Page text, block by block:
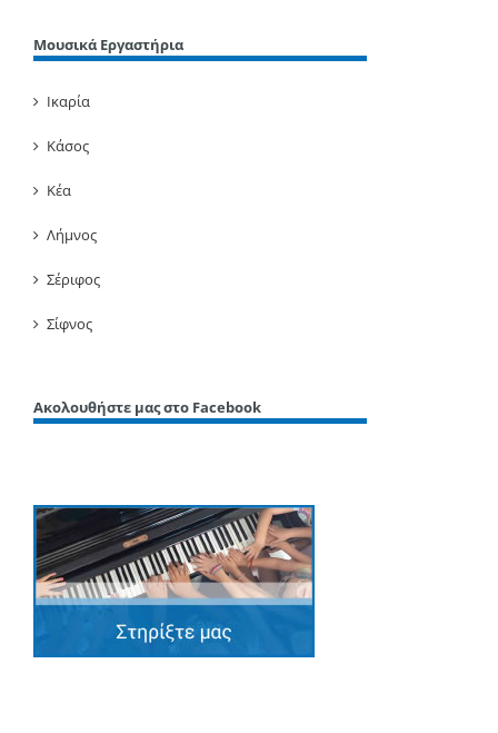
Μουσικά Εργαστήρια
Ικαρία
Κάσος
Κέα
Λήμνος
Σέριφος
Σίφνος
Ακολουθήστε μας στο Facebook